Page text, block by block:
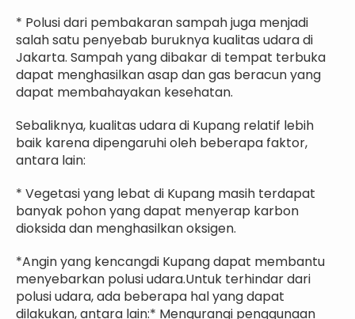
* Polusi dari pembakaran sampah juga menjadi
salah satu penyebab buruknya kualitas udara di
Jakarta. Sampah yang dibakar di tempat terbuka
dapat menghasilkan asap dan gas beracun yang
dapat membahayakan kesehatan.
Sebaliknya, kualitas udara di Kupang relatif lebih
baik karena dipengaruhi oleh beberapa faktor,
antara lain:
* Vegetasi yang lebat di Kupang masih terdapat
banyak pohon yang dapat menyerap karbon
dioksida dan menghasilkan oksigen.
*Angin yang kencangdi Kupang dapat membantu
menyebarkan polusi udara.Untuk terhindar dari
polusi udara, ada beberapa hal yang dapat
dilakukan, antara lain:* Mengurangi penggunaan